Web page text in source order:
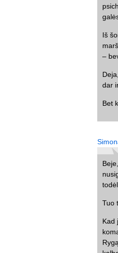
Iš
–
dar
Bet
Tuo
Kad